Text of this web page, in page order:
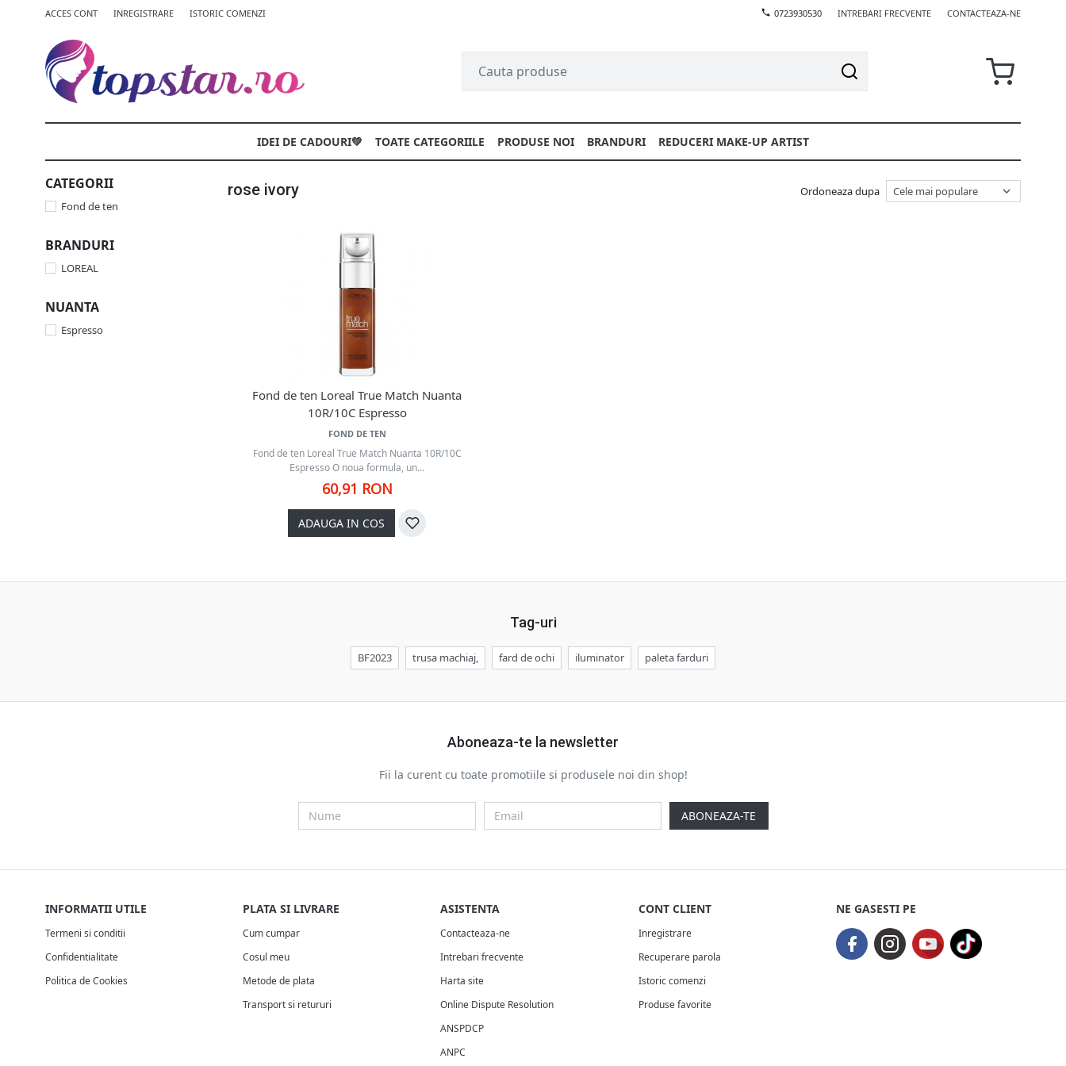
ACCES CONT INREGISTRARE ISTORIC COMENZI 0723930530 INTREBARI FRECVENTE CONTACTEAZA-NE
IDEI DE CADOURI💚 TOATE CATEGORIILE PRODUSE NOI BRANDURI REDUCERI MAKE-UP ARTIST
CATEGORII
Fond de ten
BRANDURI
LOREAL
NUANTA
Espresso
rose ivory Ordoneaza dupa
Fond de ten Loreal True Match Nuanta
10R/10C Espresso
FOND DE TEN
Fond de ten Loreal True Match Nuanta 10R/10C
Espresso O noua formula, un...
60,91 RON
ADAUGA IN COS
Tag-uri
BF2023 trusa machiaj, fard de ochi iluminator paleta farduri
Aboneaza-te la newsletter
Fii la curent cu toate promotiile si produsele noi din shop!
ABONEAZA-TE
INFORMATII UTILE
Termeni si conditii
Confidentialitate
Politica de Cookies
PLATA SI LIVRARE
Cum cumpar
Cosul meu
Metode de plata
Transport si retururi
ASISTENTA
Contacteaza-ne
Intrebari frecvente
Harta site
Online Dispute Resolution
ANSPDCP
ANPC
CONT CLIENT
Inregistrare
Recuperare parola
Istoric comenzi
Produse favorite
NE GASESTI PE